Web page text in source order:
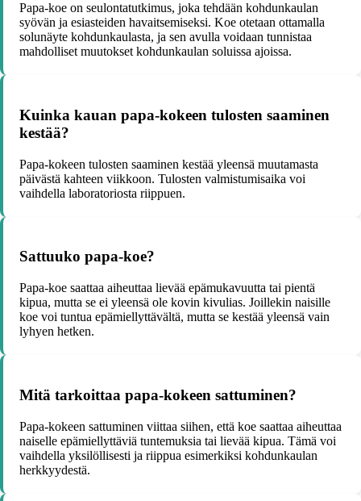
Papa-koe on seulontatutkimus, joka tehdään kohdunkaulan
syövän ja esiasteiden havaitsemiseksi. Koe otetaan ottamalla
solunäyte kohdunkaulasta, ja sen avulla voidaan tunnistaa
mahdolliset muutokset kohdunkaulan soluissa ajoissa.
Kuinka kauan papa-kokeen tulosten saaminen
kestää?
Papa-kokeen tulosten saaminen kestää yleensä muutamasta
päivästä kahteen viikkoon. Tulosten valmistumisaika voi
vaihdella laboratoriosta riippuen.
Sattuuko papa-koe?
Papa-koe saattaa aiheuttaa lievää epämukavuutta tai pientä
kipua, mutta se ei yleensä ole kovin kivulias. Joillekin naisille
koe voi tuntua epämiellyttävältä, mutta se kestää yleensä vain
lyhyen hetken.
Mitä tarkoittaa papa-kokeen sattuminen?
Papa-kokeen sattuminen viittaa siihen, että koe saattaa aiheuttaa
naiselle epämiellyttäviä tuntemuksia tai lievää kipua. Tämä voi
vaihdella yksilöllisesti ja riippua esimerkiksi kohdunkaulan
herkkyydestä.